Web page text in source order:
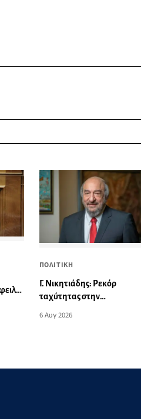
ΠΟΛΙΤΙΚΗ
Γ. Νικητιάδης: Ρεκόρ
ταχύτητας στην
το αιολικό πάρκο τη Ν. Ρόδο
6 Αυγ 2026